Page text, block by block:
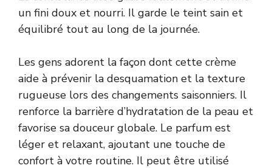
un fini doux et nourri. Il garde le teint sain et
équilibré tout au long de la journée.
Les gens adorent la façon dont cette crème
aide à prévenir la desquamation et la texture
rugueuse lors des changements saisonniers. Il
renforce la barrière d’hydratation de la peau et
favorise sa douceur globale. Le parfum est
léger et relaxant, ajoutant une touche de
confort à votre routine. Il peut être utilisé